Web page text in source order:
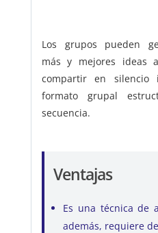
Los grupos pueden
más y mejores ideas
compartir en silencio
formato grupal
secuencia.
Ventajas
Es una técnica de
además, requiere